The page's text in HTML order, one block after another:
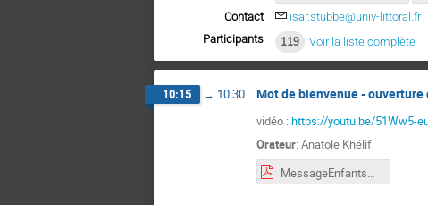
Contact
isar.stubbe@univ-littoral.fr
Participants
119 Voir la liste complète
10:15 → 10:30 Mot de bienvenue - ouverture
vidéo : https://youtu.be/51Ww5-
Orateur: Anatole Khélif
MessageEnfantsBenabou.pdf